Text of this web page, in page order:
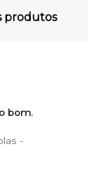
produtos
bom.
-